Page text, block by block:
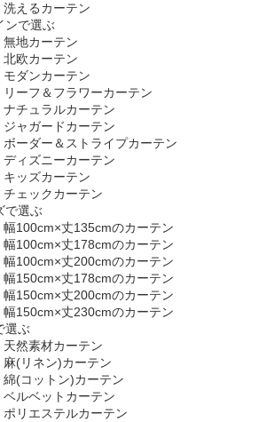
洗えるカーテン
ンで選ぶ
無地カーテン
北欧カーテン
モダンカーテン
リーフ＆フラワーカーテン
ナチュラルカーテン
ジャガードカーテン
ボーダー＆ストライプカーテン
ディズニーカーテン
キッズカーテン
チェックカーテン
で選ぶ
幅100cm×丈135cmのカーテン
幅100cm×丈178cmのカーテン
幅100cm×丈200cmのカーテン
幅150cm×丈178cmのカーテン
幅150cm×丈200cmのカーテン
幅150cm×丈230cmのカーテン
選ぶ
天然素材カーテン
麻(リネン)カーテン
綿(コットン)カーテン
ベルベットカーテン
ポリエステルカーテン